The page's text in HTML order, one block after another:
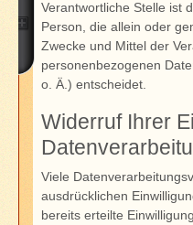
Verantwortliche Stelle ist
Person, die allein oder
Zwecke und Mittel der
personenbezogenen
o. Ä.) entscheidet.
Widerruf Ihrer
Viele
ausdrücklichen
bereits erteilte